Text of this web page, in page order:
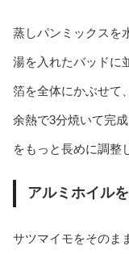
蒸しパンミックスを
湯を入れたバッドに
箔を全体にかぶせて
余熱で3分焼いて完
をもっと長めに調整
アルミホイル
サツマイモをそのま